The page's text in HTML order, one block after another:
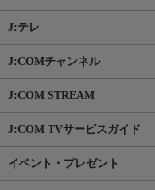
J:テレ
J:COMチャンネル
J:COM STREAM
J:COM TVサービスガイド
イベント・プレゼント